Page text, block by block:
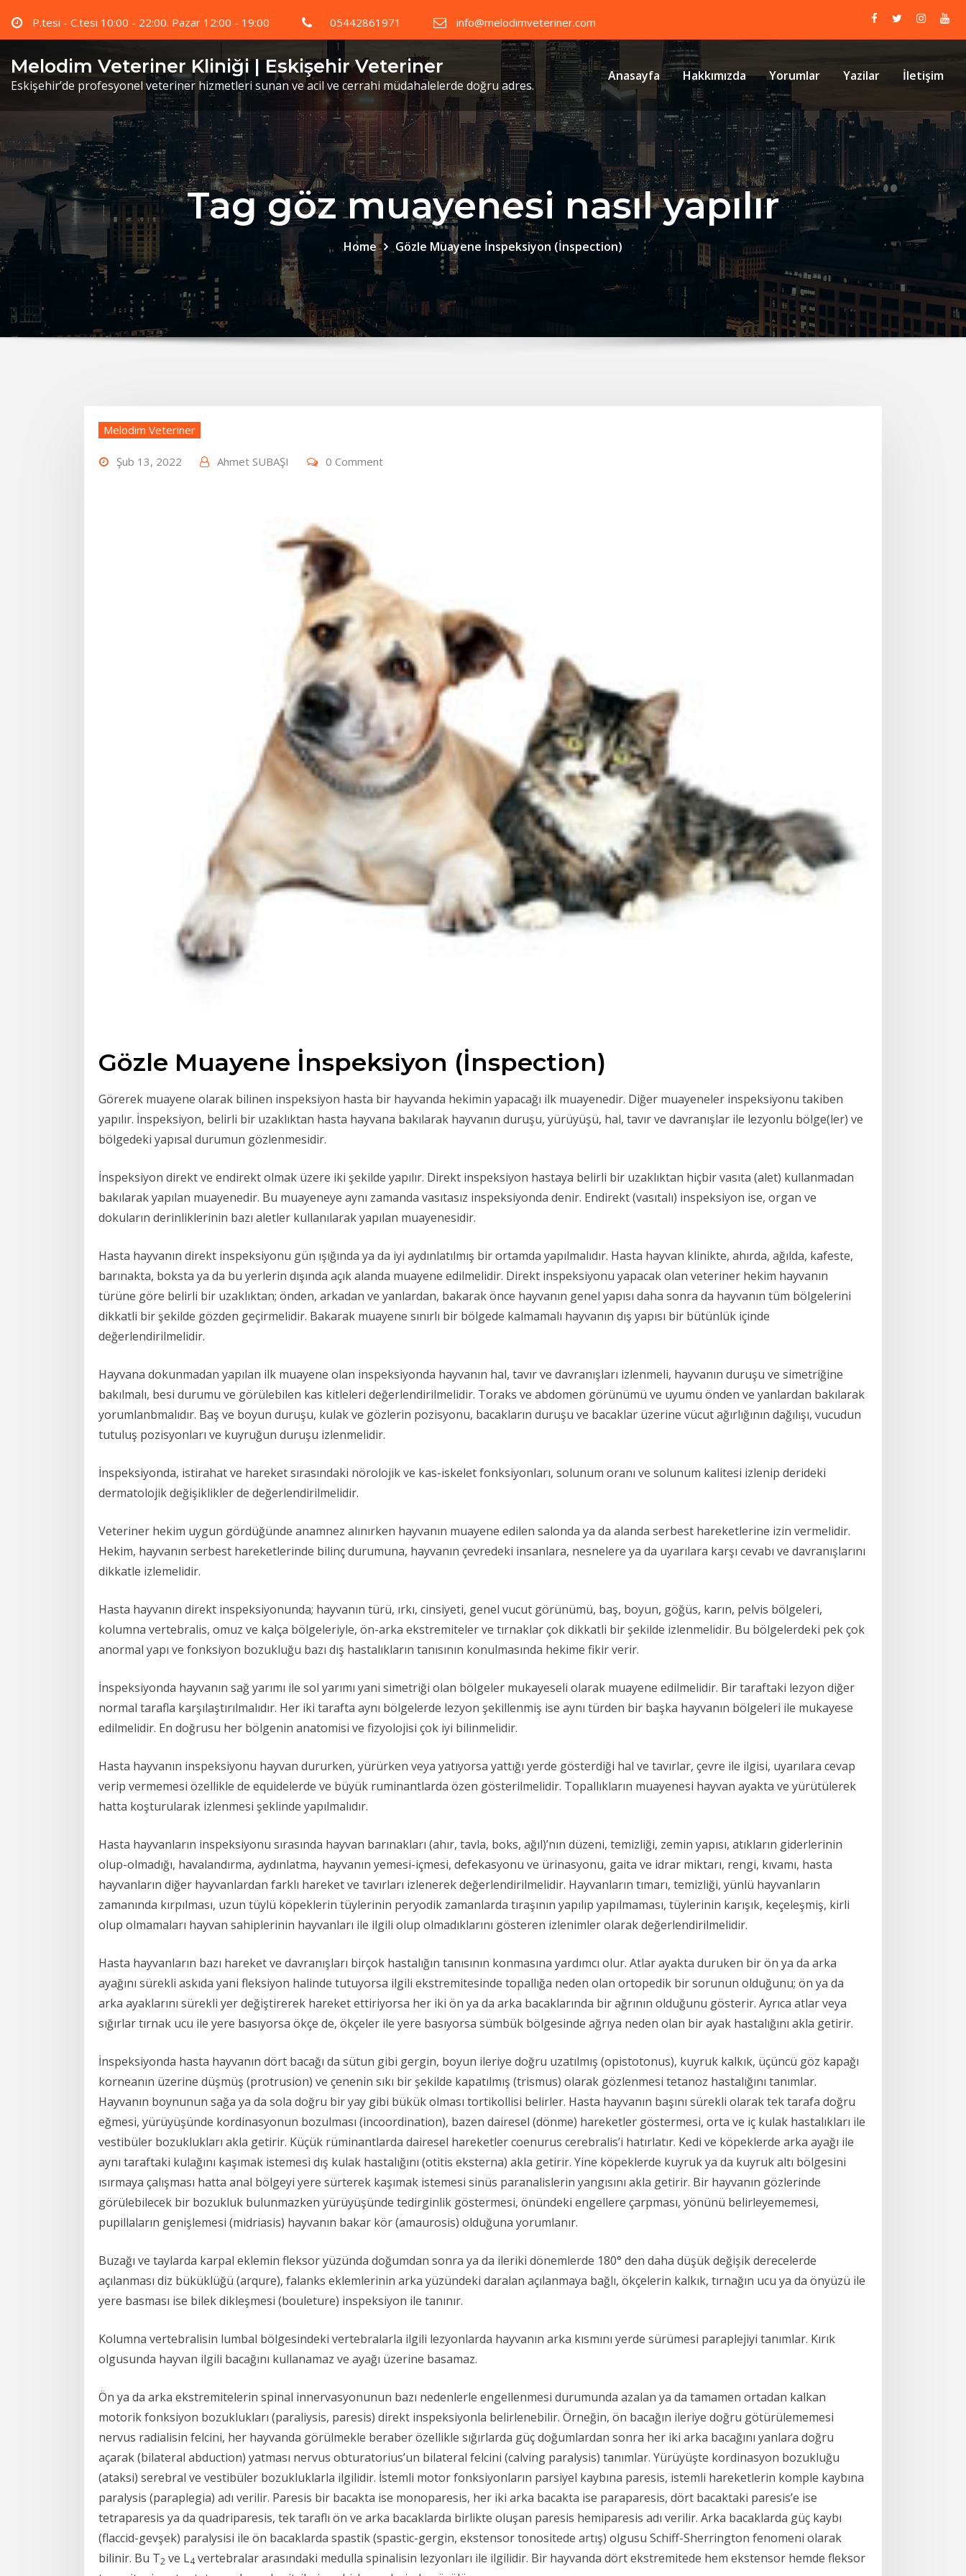
P.tesi - C.tesi 10:00 - 22:00. Pazar 12:00 - 19:00 05442861971 info@melodimveteriner.com
Melodim Veteriner Kliniği | Eskişehir Veteriner
Eskişehir’de profesyonel veteriner hizmetleri sunan ve acil ve cerrahi müdahalelerde doğru adres.
Anasayfa Hakkımızda Yorumlar Yazilar İletişim
Tag göz muayenesi nasıl yapılır
Home Gözle Muayene İnspeksiyon (İnspection)
Melodim Veteriner
Şub 13, 2022 Ahmet SUBAŞI 0 Comment
Gözle Muayene İnspeksiyon (İnspection)
Görerek muayene olarak bilinen inspeksiyon hasta bir hayvanda hekimin yapacağı ilk muayenedir. Diğer muayeneler inspeksiyonu takiben
yapılır. İnspeksiyon, belirli bir uzaklıktan hasta hayvana bakılarak hayvanın duruşu, yürüyüşü, hal, tavır ve davranışlar ile lezyonlu bölge(ler) ve
bölgedeki yapısal durumun gözlenmesidir.
İnspeksiyon direkt ve endirekt olmak üzere iki şekilde yapılır. Direkt inspeksiyon hastaya belirli bir uzaklıktan hiçbir vasıta (alet) kullanmadan
bakılarak yapılan muayenedir. Bu muayeneye aynı zamanda vasıtasız inspeksiyonda denir. Endirekt (vasıtalı) inspeksiyon ise, organ ve
dokuların derinliklerinin bazı aletler kullanılarak yapılan muayenesidir.
Hasta hayvanın direkt inspeksiyonu gün ışığında ya da iyi aydınlatılmış bir ortamda yapılmalıdır. Hasta hayvan klinikte, ahırda, ağılda, kafeste,
barınakta, boksta ya da bu yerlerin dışında açık alanda muayene edilmelidir. Direkt inspeksiyonu yapacak olan veteriner hekim hayvanın
türüne göre belirli bir uzaklıktan; önden, arkadan ve yanlardan, bakarak önce hayvanın genel yapısı daha sonra da hayvanın tüm bölgelerini
dikkatli bir şekilde gözden geçirmelidir. Bakarak muayene sınırlı bir bölgede kalmamalı hayvanın dış yapısı bir bütünlük içinde
değerlendirilmelidir.
Hayvana dokunmadan yapılan ilk muayene olan inspeksiyonda hayvanın hal, tavır ve davranışları izlenmeli, hayvanın duruşu ve simetriğine
bakılmalı, besi durumu ve görülebilen kas kitleleri değerlendirilmelidir. Toraks ve abdomen görünümü ve uyumu önden ve yanlardan bakılarak
yorumlanbmalıdır. Baş ve boyun duruşu, kulak ve gözlerin pozisyonu, bacakların duruşu ve bacaklar üzerine vücut ağırlığının dağılışı, vucudun
tutuluş pozisyonları ve kuyruğun duruşu izlenmelidir.
İnspeksiyonda, istirahat ve hareket sırasındaki nörolojik ve kas-iskelet fonksiyonları, solunum oranı ve solunum kalitesi izlenip derideki
dermatolojik değişiklikler de değerlendirilmelidir.
Veteriner hekim uygun gördüğünde anamnez alınırken hayvanın muayene edilen salonda ya da alanda serbest hareketlerine izin vermelidir.
Hekim, hayvanın serbest hareketlerinde bilinç durumuna, hayvanın çevredeki insanlara, nesnelere ya da uyarılara karşı cevabı ve davranışlarını
dikkatle izlemelidir.
Hasta hayvanın direkt inspeksiyonunda; hayvanın türü, ırkı, cinsiyeti, genel vucut görünümü, baş, boyun, göğüs, karın, pelvis bölgeleri,
kolumna vertebralis, omuz ve kalça bölgeleriyle, ön-arka ekstremiteler ve tırnaklar çok dikkatli bir şekilde izlenmelidir. Bu bölgelerdeki pek çok
anormal yapı ve fonksiyon bozukluğu bazı dış hastalıkların tanısının konulmasında hekime fikir verir.
İnspeksiyonda hayvanın sağ yarımı ile sol yarımı yani simetriği olan bölgeler mukayeseli olarak muayene edilmelidir. Bir taraftaki lezyon diğer
normal tarafla karşılaştırılmalıdır. Her iki tarafta aynı bölgelerde lezyon şekillenmiş ise aynı türden bir başka hayvanın bölgeleri ile mukayese
edilmelidir. En doğrusu her bölgenin anatomisi ve fizyolojisi çok iyi bilinmelidir.
Hasta hayvanın inspeksiyonu hayvan dururken, yürürken veya yatıyorsa yattığı yerde gösterdiği hal ve tavırlar, çevre ile ilgisi, uyarılara cevap
verip vermemesi özellikle de equidelerde ve büyük ruminantlarda özen gösterilmelidir. Topallıkların muayenesi hayvan ayakta ve yürütülerek
hatta koşturularak izlenmesi şeklinde yapılmalıdır.
Hasta hayvanların inspeksiyonu sırasında hayvan barınakları (ahır, tavla, boks, ağıl)’nın düzeni, temizliği, zemin yapısı, atıkların giderlerinin
olup-olmadığı, havalandırma, aydınlatma, hayvanın yemesi-içmesi, defekasyonu ve ürinasyonu, gaita ve idrar miktarı, rengi, kıvamı, hasta
hayvanların diğer hayvanlardan farklı hareket ve tavırları izlenerek değerlendirilmelidir. Hayvanların tımarı, temizliği, yünlü hayvanların
zamanında kırpılması, uzun tüylü köpeklerin tüylerinin peryodik zamanlarda tıraşının yapılıp yapılmaması, tüylerinin karışık, keçeleşmiş, kirli
olup olmamaları hayvan sahiplerinin hayvanları ile ilgili olup olmadıklarını gösteren izlenimler olarak değerlendirilmelidir.
Hasta hayvanların bazı hareket ve davranışları birçok hastalığın tanısının konmasına yardımcı olur. Atlar ayakta duruken bir ön ya da arka
ayağını sürekli askıda yani fleksiyon halinde tutuyorsa ilgili ekstremitesinde topallığa neden olan ortopedik bir sorunun olduğunu; ön ya da
arka ayaklarını sürekli yer değiştirerek hareket ettiriyorsa her iki ön ya da arka bacaklarında bir ağrının olduğunu gösterir. Ayrıca atlar veya
sığırlar tırnak ucu ile yere basıyorsa ökçe de, ökçeler ile yere basıyorsa sümbük bölgesinde ağrıya neden olan bir ayak hastalığını akla getirir.
İnspeksiyonda hasta hayvanın dört bacağı da sütun gibi gergin, boyun ileriye doğru uzatılmış (opistotonus), kuyruk kalkık, üçüncü göz kapağı
korneanın üzerine düşmüş (protrusion) ve çenenin sıkı bir şekilde kapatılmış (trismus) olarak gözlenmesi tetanoz hastalığını tanımlar.
Hayvanın boynunun sağa ya da sola doğru bir yay gibi bükük olması tortikollisi belirler. Hasta hayvanın başını sürekli olarak tek tarafa doğru
eğmesi, yürüyüşünde kordinasyonun bozulması (incoordination), bazen dairesel (dönme) hareketler göstermesi, orta ve iç kulak hastalıkları ile
vestibüler bozuklukları akla getirir. Küçük rüminantlarda dairesel hareketler coenurus cerebralis’i hatırlatır. Kedi ve köpeklerde arka ayağı ile
aynı taraftaki kulağını kaşımak istemesi dış kulak hastalığını (otitis eksterna) akla getirir. Yine köpeklerde kuyruk ya da kuyruk altı bölgesini
ısırmaya çalışması hatta anal bölgeyi yere sürterek kaşımak istemesi sinüs paranalislerin yangısını akla getirir. Bir hayvanın gözlerinde
görülebilecek bir bozukluk bulunmazken yürüyüşünde tedirginlik göstermesi, önündeki engellere çarpması, yönünü belirleyememesi,
pupillaların genişlemesi (midriasis) hayvanın bakar kör (amaurosis) olduğuna yorumlanır.
Buzağı ve taylarda karpal eklemin fleksor yüzünda doğumdan sonra ya da ileriki dönemlerde 180° den daha düşük değişik derecelerde
açılanması diz büküklüğü (arqure), falanks eklemlerinin arka yüzündeki daralan açılanmaya bağlı, ökçelerin kalkık, tırnağın ucu ya da önyüzü ile
yere basması ise bilek dikleşmesi (bouleture) inspeksiyon ile tanınır.
Kolumna vertebralisin lumbal bölgesindeki vertebralarla ilgili lezyonlarda hayvanın arka kısmını yerde sürümesi paraplejiyi tanımlar. Kırık
olgusunda hayvan ilgili bacağını kullanamaz ve ayağı üzerine basamaz.
Ön ya da arka ekstremitelerin spinal innervasyonunun bazı nedenlerle engellenmesi durumunda azalan ya da tamamen ortadan kalkan
motorik fonksiyon bozuklukları (paraliysis, paresis) direkt inspeksiyonla belirlenebilir. Örneğin, ön bacağın ileriye doğru götürülememesi
nervus radialisin felcini, her hayvanda görülmekle beraber özellikle sığırlarda güç doğumlardan sonra her iki arka bacağını yanlara doğru
açarak (bilateral abduction) yatması nervus obturatorius’un bilateral felcini (calving paralysis) tanımlar. Yürüyüşte kordinasyon bozukluğu
(ataksi) serebral ve vestibüler bozukluklarla ilgilidir. İstemli motor fonksiyonların parsiyel kaybına paresis, istemli hareketlerin komple kaybına
paralysis (paraplegia) adı verilir. Paresis bir bacakta ise monoparesis, her iki arka bacakta ise paraparesis, dört bacaktaki paresis’e ise
tetraparesis ya da quadriparesis, tek taraflı ön ve arka bacaklarda birlikte oluşan paresis hemiparesis adı verilir. Arka bacaklarda güç kaybı
(flaccid-gevşek) paralysisi ile ön bacaklarda spastik (spastic-gergin, ekstensor tonositede artış) olgusu Schiff-Sherrington fenomeni olarak
bilinir. Bu T2 ve L4 vertebralar arasındaki medulla spinalisin lezyonları ile ilgilidir. Bir hayvanda dört ekstremitede hem ekstensor hemde fleksor